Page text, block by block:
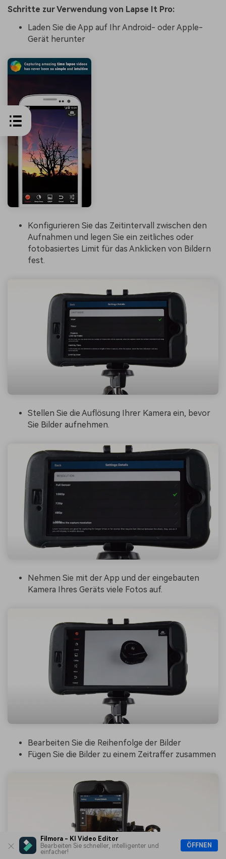
Filmora - KI Video Editor
Bearbeiten Sie schneller, intelligenter und
einfacher!
ÖFFNEN
Schritte zur Verwendung von Lapse It Pro:
Laden Sie die App auf Ihr Android- oder Apple-
Gerät herunter
Konfigurieren Sie das Zeitintervall zwischen den
Aufnahmen und legen Sie ein zeitliches oder
fotobasiertes Limit für das Anklicken von Bildern
fest.
Stellen Sie die Auflösung Ihrer Kamera ein, bevor
Sie Bilder aufnehmen.
Nehmen Sie mit der App und der eingebauten
Kamera Ihres Geräts viele Fotos auf.
Bearbeiten Sie die Reihenfolge der Bilder
Fügen Sie die Bilder zu einem Zeitraffer zusammen